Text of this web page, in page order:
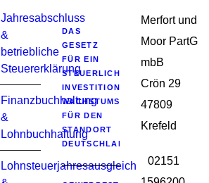
Jahresabschluss
&
betriebliche
Steuererklärung
Finanzbuchhaltung
&
Lohnbuchhaltung
Lohnsteuerjahresausgleich
DAS
GESETZ
FÜR EIN
STEUERLICHES
WACHSTUMSIMPULSE
FÜR DEN
STANDORT
DEUTSCHLAND
Merfort und
Moor PartG
mbB
Crön 29
47809
Krefeld
02151